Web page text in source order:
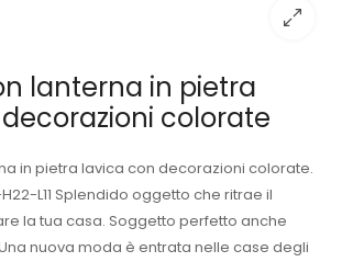
lanterna in pietra
colorate
in pietra lavica con decorazioni colorate.
L11 Splendido oggetto che ritrae il
la tua casa. Soggetto perfetto anche
nuova moda è entrata nelle case degli